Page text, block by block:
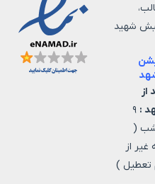
۱، نبش شهید
: ۹
الی ۸ شب (
از
تعطیل )